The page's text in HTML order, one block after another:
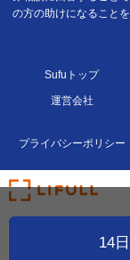
14
の方の助けになること
Sufuトップ
運営会社
プライバシーポリシー